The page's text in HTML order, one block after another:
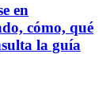
en
cómo, qué
la guía